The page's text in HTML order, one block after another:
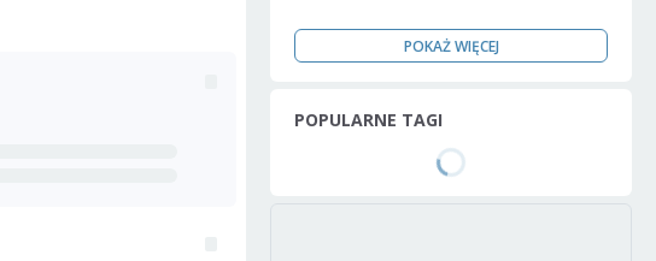
POKAŻ WIĘCEJ
POPULARNE TAGI